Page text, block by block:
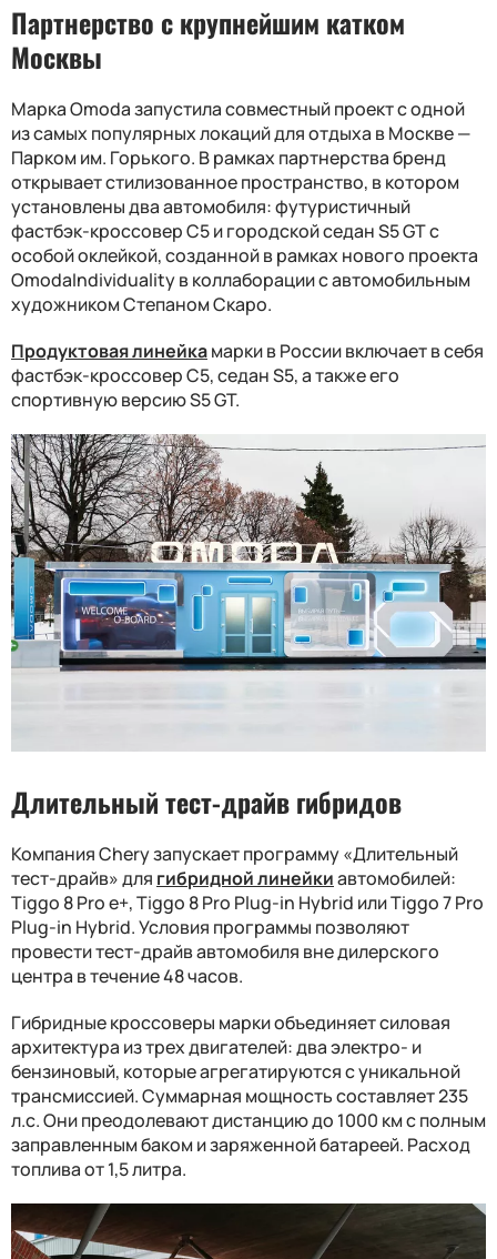
Партнерство с крупнейшим катком
Москвы
Марка Omoda запустила совместный проект с одной
из самых популярных локаций для отдыха в Москве —
Парком им. Горького. В рамках партнерства бренд
открывает стилизованное пространство, в котором
установлены два автомобиля: футуристичный
фастбэк-кроссовер C5 и городской седан S5 GT с
особой оклейкой, созданной в рамках нового проекта
OmodaIndividuality в коллаборации с автомобильным
художником Степаном Скаро.
Продуктовая линейкамарки в России включает в себя
фастбэк-кроссовер C5, седан S5, а также его
спортивную версию S5 GT.
Длительный тест-драйв гибридов
Компания Chery запускает программу «Длительный
тест-драйв» для гибридной линейкиавтомобилей:
Tiggo 8 Pro e+, Tiggo 8 Pro Plug-in Hybrid или Tiggo 7 Pro
Plug-in Hybrid. Условия программы позволяют
провести тест-драйв автомобиля вне дилерского
центра в течение 48 часов.
Гибридные кроссоверы марки объединяет силовая
архитектура из трех двигателей: два электро- и
бензиновый, которые агрегатируются с уникальной
трансмиссией. Суммарная мощность составляет 235
л.с. Они преодолевают дистанцию до 1000 км с полным
заправленным баком и заряженной батареей. Расход
топлива от 1,5 литра.